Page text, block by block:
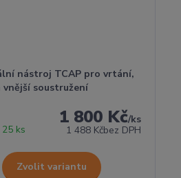
nástroj TCAP pro vrtání,
soustružení
1 800 Kč/ks
1 488 Kčbez DPH
ks
Zvolit variantu